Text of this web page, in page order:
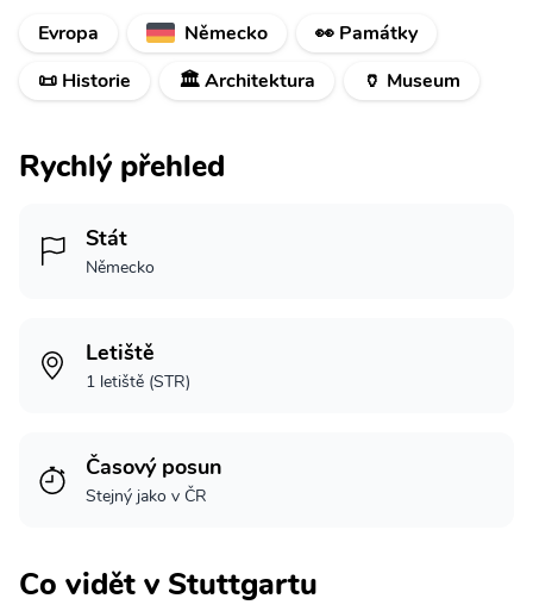
Evropa
Německo
👀 Památky
📜 Historie
🏛️ Architektura 🏺 Museum
Rychlý přehled
Stát
Německo
Letiště
1 letiště (STR)
Časový posun
Stejný jako v ČR
Co vidět v Stuttgartu